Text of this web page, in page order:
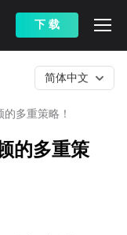
下 载
多重策略！
简体中文
的多重策